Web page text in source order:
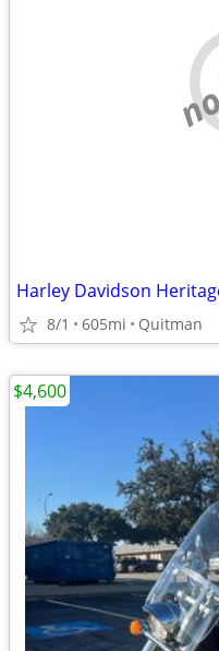
Harley Davidson
8/1 605mi Quitman
$4,600